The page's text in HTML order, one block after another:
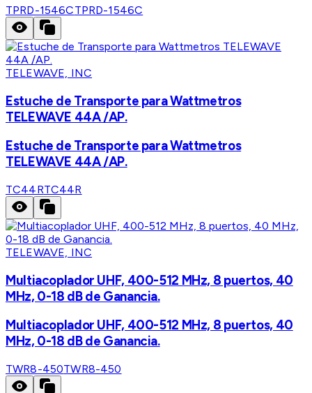
TPRD-1546CTPRD-1546C
TELEWAVE, INC
Estuche de Transporte para Wattmetros
TELEWAVE 44A /AP.
Estuche de Transporte para Wattmetros
TELEWAVE 44A /AP.
TC44RTC44R
TELEWAVE, INC
Multiacoplador UHF, 400-512 MHz, 8 puertos, 40
MHz, 0-18 dB de Ganancia.
Multiacoplador UHF, 400-512 MHz, 8 puertos, 40
MHz, 0-18 dB de Ganancia.
TWR8-450TWR8-450